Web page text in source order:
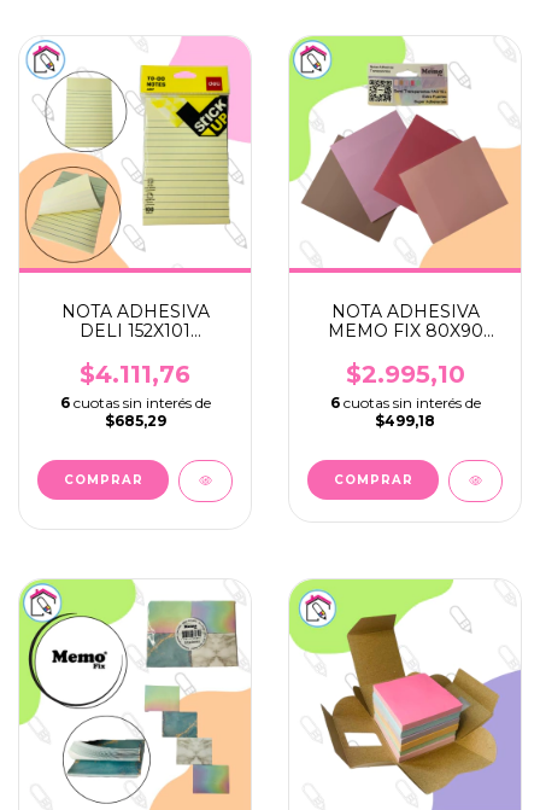
NOTA ADHESIVA
DELI 152X101
HJS
$4.111,76
6 cuotas sin interés de
$685,29
NOTA ADHESIVA
MEMO FIX 80X90
COLOR PASTEL
$2.995,10
6 cuotas sin interés de
$499,18
COMPRAR